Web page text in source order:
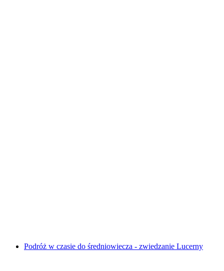
Podróż w czasie do średniowiecza - zwiedzanie Lucerny